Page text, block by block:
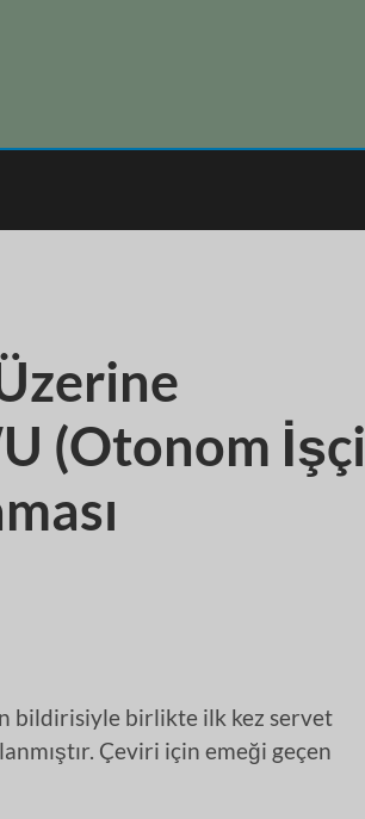
(Otonom İşçi
bildirisiyle birlikte ilk kez servet
Çeviri için emeği geçen